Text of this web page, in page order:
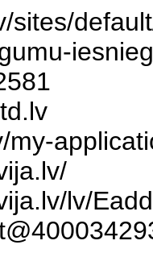
sites/
my-
lv/